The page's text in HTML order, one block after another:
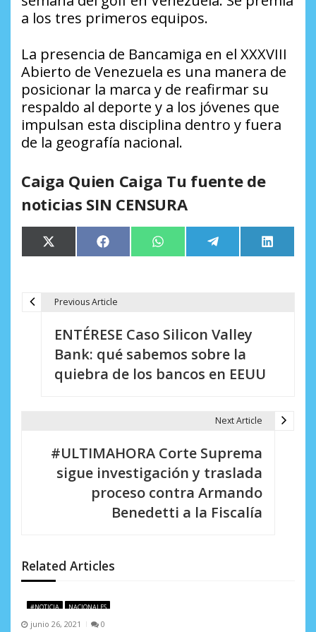
a los tres primeros equipos.
La presencia de Bancamiga en el XXXVIII
Abierto de Venezuela es una manera de
posicionar la marca y de reafirmar su
respaldo al deporte y a los jóvenes que
impulsan esta disciplina dentro y fuera
de la geografía nacional.
Caiga Quien Caiga Tu fuente de
noticias SIN CENSURA
Compartir
en
X
(Twitter)
Compartir
en
Facebook Compartir
en
WhatsApp Compartir
en
Telegram
en
LinkedIn
d
e
Previous Article
ENTÉRESE Caso Silicon Valley
Bank: qué sabemos sobre la
quiebra de los bancos en EEUU
Next Article
#ULTIMAHORA Corte Suprema
sigue investigación y traslada
proceso contra Armando
Benedetti a la Fiscalía
Related Articles
#NOTICIA NACIONALES
junio 26, 2021 0